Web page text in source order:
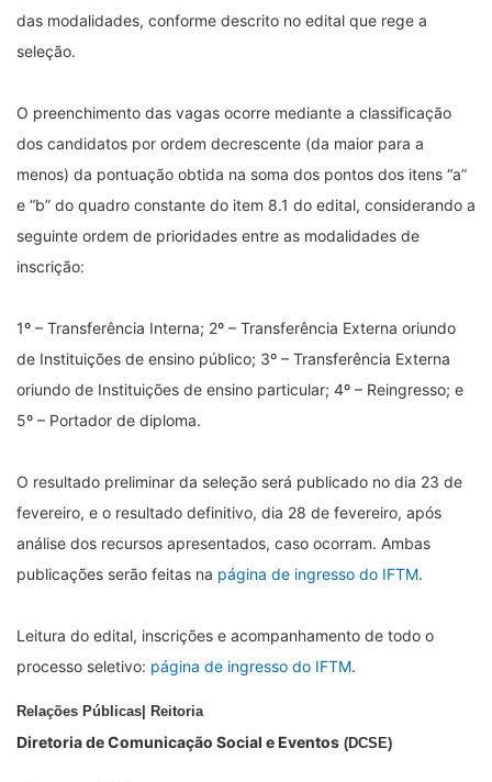
das modalidades, conforme descrito no edital que rege a
seleção.
O preenchimento das vagas ocorre mediante a classificação
dos candidatos por ordem decrescente (da maior para a
menos) da pontuação obtida na soma dos pontos dos itens “a”
e “b” do quadro constante do item 8.1 do edital, considerando a
seguinte ordem de prioridades entre as modalidades de
inscrição:
1º – Transferência Interna; 2º – Transferência Externa oriundo
de Instituições de ensino público; 3º – Transferência Externa
oriundo de Instituições de ensino particular; 4º – Reingresso; e
5º – Portador de diploma.
O resultado preliminar da seleção será publicado no dia 23 de
fevereiro, e o resultado definitivo, dia 28 de fevereiro, após
análise dos recursos apresentados, caso ocorram. Ambas
publicações serão feitas na página de ingresso do IFTM.
Leitura do edital, inscrições e acompanhamento de todo o
processo seletivo: página de ingresso do IFTM.
Relações Públicas| Reitoria
Diretoria de Comunicação Social e Eventos (DCSE)